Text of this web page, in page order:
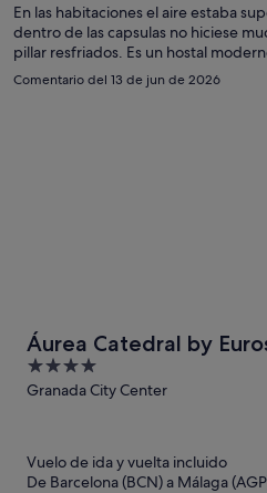
En las habitaciones el aire estaba
dentro de las capsulas no hiciese
pillar resfriados. Es un hostal
del hotel.
Comentario del 13 de jun de 2026
Áurea Catedral by
Hotel Company
4
out
Granada City Center
Vuelo de ida y vuelta incluido
De Barcelona (BCN) a Málaga